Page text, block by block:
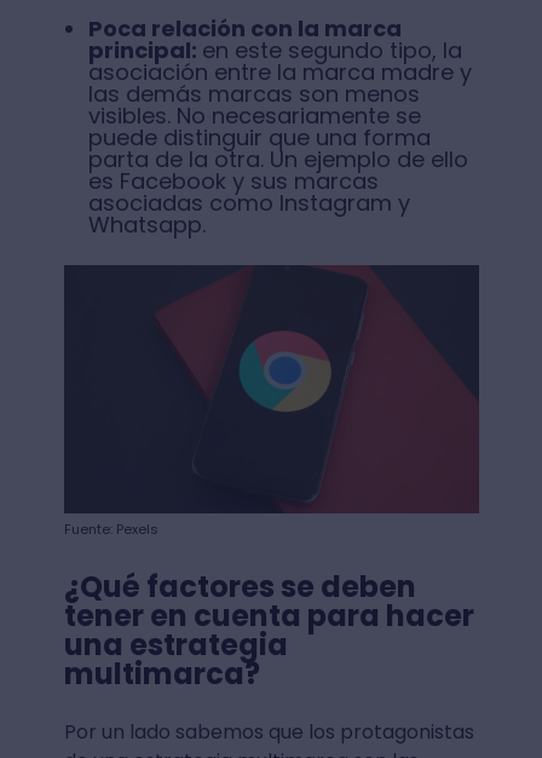
Poca relación con la marca
principal: en este segundo tipo, la
asociación entre la marca madre y
las demás marcas son menos
visibles. No necesariamente se
puede distinguir que una forma
parta de la otra. Un ejemplo de ello
es Facebook y sus marcas
asociadas como Instagram y
Whatsapp.
Fuente: Pexels
¿Qué factores se deben
tener en cuenta para hacer
una estrategia
multimarca?
Por un lado sabemos que los protagonistas